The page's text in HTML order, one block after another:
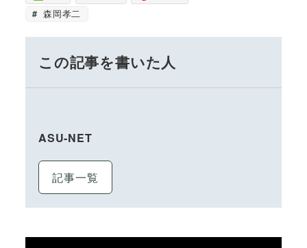
森岡孝二
この記事を書いた人
ASU-NET
記事一覧